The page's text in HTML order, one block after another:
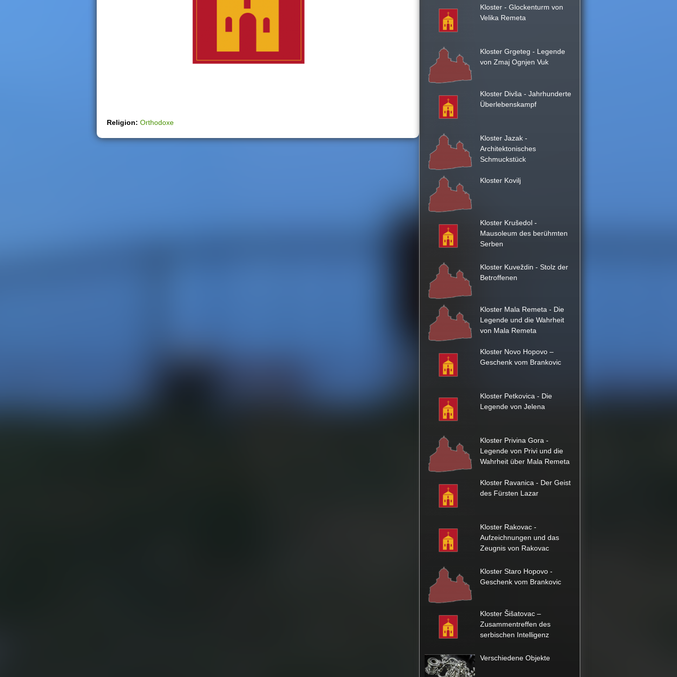
Religion: Orthodoxe
h
e
Kloster - Glockenturm von
Velika Remeta
Kloster Grgeteg - Legende
von Zmaj Ognjen Vuk
Kloster Divša - Jahrhunderte
Überlebenskampf
Kloster Jazak -
Architektonisches
Schmuckstück
Kloster Kovilj
Kloster Krušedol -
Mausoleum des berühmten
Serben
Kloster Kuveždin - Stolz der
Betroffenen
Kloster Mala Remeta - Die
Legende und die Wahrheit
von Mala Remeta
Kloster Novo Hopovo –
Geschenk vom Brankovic
Kloster Petkovica - Die
Legende von Jelena
Kloster Privina Gora -
Legende von Privi und die
Wahrheit über Mala Remeta
Kloster Ravanica - Der Geist
des Fürsten Lazar
Kloster Rakovac -
Aufzeichnungen und das
Zeugnis von Rakovac
Kloster Staro Hopovo -
Geschenk vom Brankovic
Kloster Šišatovac –
Zusammentreffen des
serbischen Intelligenz
Verschiedene Objekte